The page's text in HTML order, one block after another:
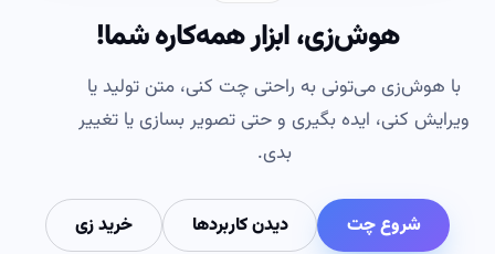
هوش‌زی، ابزار همه‌کاره شما!
با هوش‌زی می‌تونی به راحتی چت کنی، متن تولید یا
ویرایش کنی، ایده بگیری و حتی تصویر بسازی یا تغییر
بدی.
شروع چت دیدن کاربردها خرید زی